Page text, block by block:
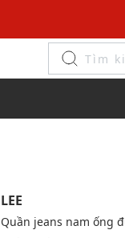
LEE
Quần jeans nam ống